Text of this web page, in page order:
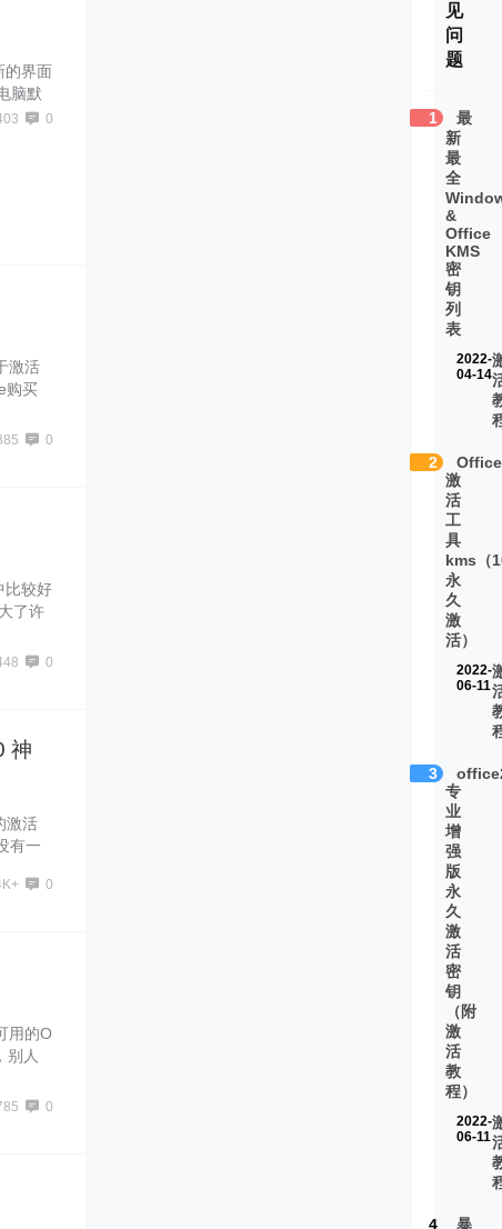
的界面
脑默
体验
成专
0
激活
购买
你只
的激
0
比较好
了许
看方 0
神
激活
有一
0
用的O
别人
0
见
问
题
1
最
新
最
全
&
Office
KMS
密
钥
列
表
2022-
04-14
2
激
活
工
具
kms（
永
久
激
活）
2022-
06-11
3
专
业
增
强
版
永
久
激
活
密
钥
（附
激
活
教
程）
2022-
06-11
4
暴